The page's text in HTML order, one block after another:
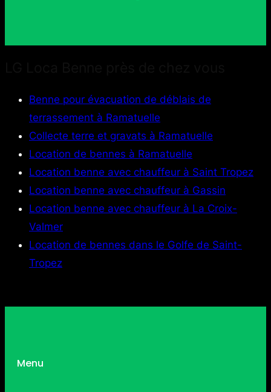
Benne pour évacuation de déblais de
terrassement à Ramatuelle
Collecte terre et gravats à Ramatuelle
Location de bennes à Ramatuelle
Location benne avec chauffeur à Saint Tropez
Location benne avec chauffeur à Gassin
Location benne avec chauffeur à La Croix-
Valmer
Location de bennes dans le Golfe de Saint-
Tropez
Menu